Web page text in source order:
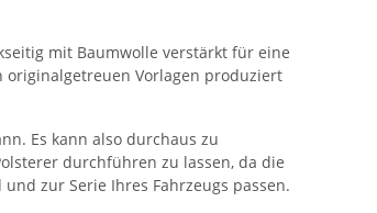
mit Baumwolle verstärkt für eine
originalgetreuen Vorlagen produziert
Es kann also durchaus zu
durchführen zu lassen, da die
zur Serie Ihres Fahrzeugs passen.